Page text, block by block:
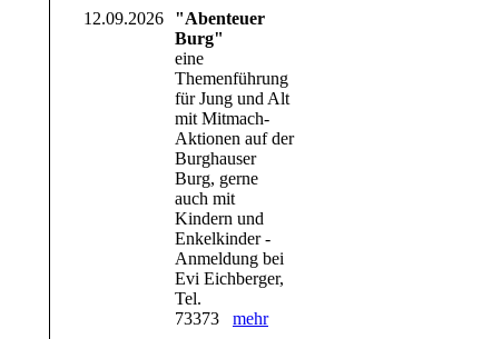
12.09.2026
"Abenteuer
Burg"
eine
Themenführung
für Jung und Alt
mit Mitmach-
Aktionen auf der
Burghauser
Burg, gerne
auch mit
Kindern und
Enkelkinder -
Anmeldung bei
Evi Eichberger,
Tel.
73373 mehr